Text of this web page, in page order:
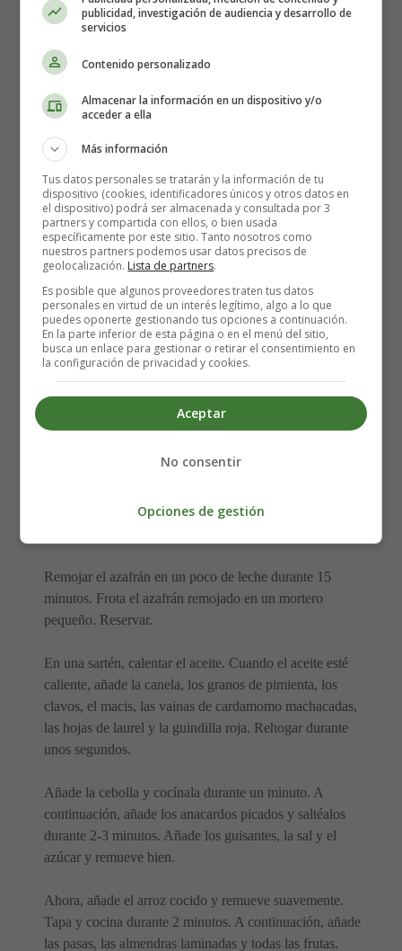
¼ de taza de guisantes verdes, cocidos
1 chile rojo
2-3 vainas de cardamomo
1 trozo de macis (cáscara de la nuez moscada seca)
4-5 granos de pimienta
1 rama de canela
¼ de taza de manzana picada
2-3 cucharadas deuvascortadas por la mitad
2-3 cucharadas de trozos depiña
2-3 cucharadas de perlas de
2 cucharadas de aceite
2 cucharadas de azúcar
Sal al gusto
3 cucharadas deanacardospicados
3 cucharadas depasas
remojadas en 1 cucharadita de
Remojar el azafrán en un poco de leche durante 15
minutos. Frota el azafrán remojado en un mortero
pequeño. Reservar.
En una sartén, calentar el aceite. Cuando el aceite esté
caliente, añade la canela, los granos de pimienta, los
clavos, el macis, las vainas de cardamomo machacadas,
las hojas de laurel y la guindilla roja. Rehogar durante
unos segundos.
Añade la cebolla y cocínala durante un minuto. A
continuación, añade los anacardos picados y saltéalos
durante 2-3 minutos. Añade los guisantes, la sal y el
azúcar y remueve bien.
Ahora, añade el arroz cocido y remueve suavemente.
Tapa y cocina durante 2 minutos. A continuación, añade
las pasas, las almendras laminadas y todas las frutas.
publicidad, investigación de audiencia y desarrollo de
servicios
Contenido personalizado
Almacenar la información en un dispositivo y/o
acceder a ella
Más información
Tus datos personales se tratarán y la información de tu
dispositivo (cookies, identificadores únicos y otros datos en
el dispositivo) podrá ser almacenada y consultada por 3
partners y compartida con ellos, o bien usada
específicamente por este sitio. Tanto nosotros como
nuestros partners podemos usar datos precisos de
geolocalización. Lista de partners.
Es posible que algunos proveedores traten tus datos
personales en virtud de un interés legítimo, algo a lo que
puedes oponerte gestionando tus opciones a continuación.
En la parte inferior de esta página o en el menú del sitio,
busca un enlace para gestionar o retirar el consentimiento en
la configuración de privacidad y cookies.
Aceptar
No consentir
Opciones de gestión